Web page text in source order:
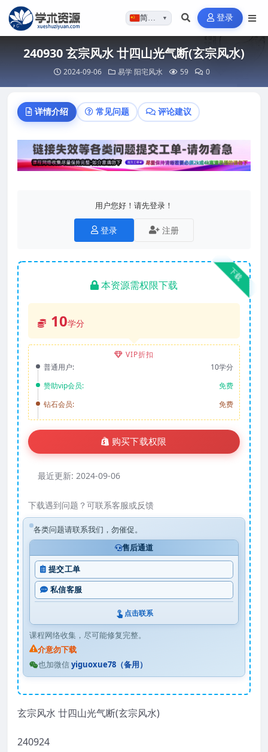
简体…▼ 登录
240930 玄宗风水 廿四山光气断(玄宗风水)
2024-09-06 易学 阳宅风水 59 0
详情介绍 常见问题 评论建议
用户您好！请先登录！
登录 注册
下载
本资源需权限下载
10学分
VIP折扣
普通用户:
10学分
赞助vip会员:
免费
钻石会员:
免费
购买下载权限
最近更新: 2024-09-06
下载遇到问题？可联系客服或反馈
各类问题请联系我们，勿催促。
售后通道
提交工单
私信客服
点击联系
课程网络收集，尽可能修复完整。
介意勿下载
也加微信yiguoxue78（备用）
玄宗风水 廿四山光气断(玄宗风水)
240924